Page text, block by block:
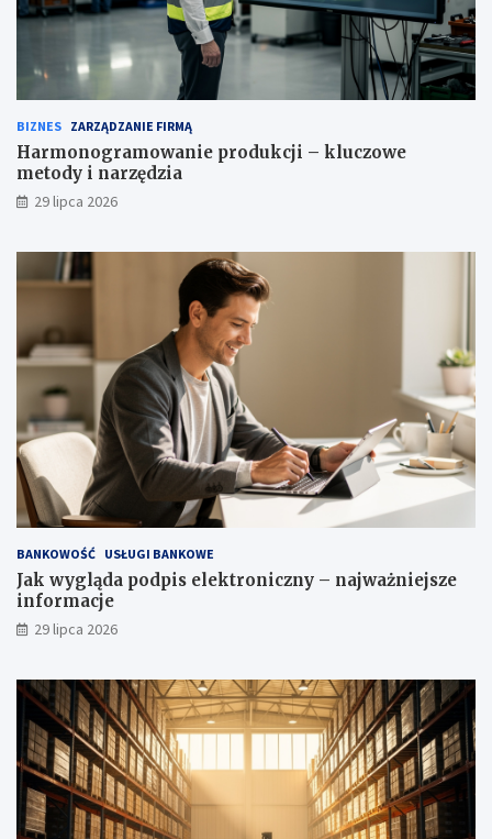
BIZNES ZARZĄDZANIE FIRMĄ
Harmonogramowanie produkcji – kluczowe
metody i narzędzia
29 lipca 2026
BANKOWOŚĆ USŁUGI BANKOWE
Jak wygląda podpis elektroniczny – najważniejsze
informacje
29 lipca 2026